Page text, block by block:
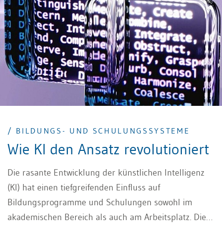
/ BILDUNGS- UND SCHULUNGSSYSTEME
Wie KI den Ansatz revolutioniert
Die rasante Entwicklung der künstlichen Intelligenz
(KI) hat einen tiefgreifenden Einfluss auf
Bildungsprogramme und Schulungen sowohl im
akademischen Bereich als auch am Arbeitsplatz. Diese